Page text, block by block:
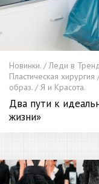
Новинки. / Леди в
Пластическая
образ. / Я и Красота.
Два пути к
жизни»